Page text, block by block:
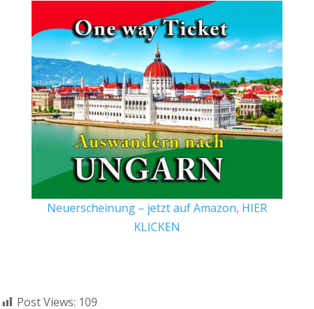
Neuerscheinung – jetzt auf Amazon, HIER
KLICKEN
Post Views: 109